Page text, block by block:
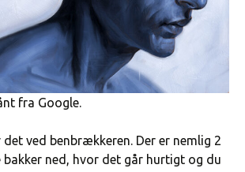
fra Google.
det ved benbrækkeren. Der er nemlig 2
bakker ned, hvor det går hurtigt og du